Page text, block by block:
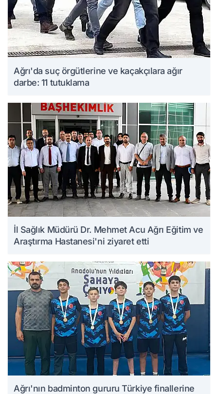
Ağrı'da suç örgütlerine ve kaçakçılara ağır
darbe: 11 tutuklama
İl Sağlık Müdürü Dr. Mehmet Acu Ağrı Eğitim ve
Araştırma Hastanesi'ni ziyaret etti
Ağrı'nın badminton gururu Türkiye finallerine